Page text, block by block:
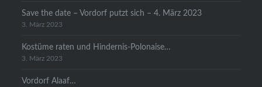
Save the date – Vordorf putzt sich – 4. März 2023
3. März 2023
Kostüme raten und Hindernis-Polonaise…
3. März 2023
Vordorf Alaaf…